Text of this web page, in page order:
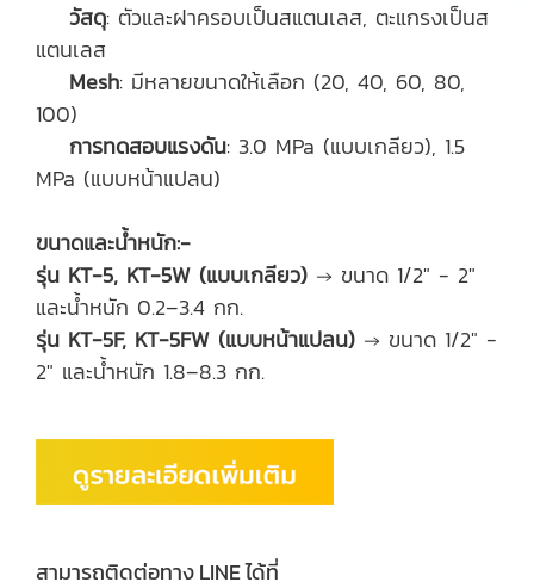
วัสดุ: ตัวและฝาครอบเป็นสแตนเลส, ตะแกรงเป็นส
แตนเลส
Mesh: มีหลายขนาดให้เลือก (20, 40, 60, 80,
100)
การทดสอบแรงดัน: 3.0 MPa (แบบเกลียว), 1.5
MPa (แบบหน้าแปลน)
ขนาดและน้ำหนัก:-
รุ่น KT-5, KT-5W (แบบเกลียว) → ขนาด 1/2" - 2"
และน้ำหนัก 0.2–3.4 กก.
รุ่น KT-5F, KT-5FW (แบบหน้าแปลน) → ขนาด 1/2" -
2" และน้ำหนัก 1.8–8.3 กก.
สามารถติดต่อทาง LINE ได้ที่